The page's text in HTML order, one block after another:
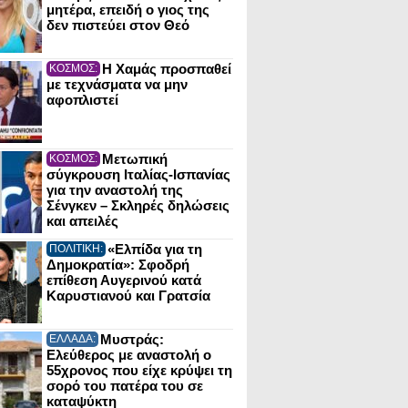
μητέρα, επειδή ο γιος της
δεν πιστεύει στον Θεό
ΚΟΣΜΟΣ: Η Χαμάς προσπαθεί
με τεχνάσματα να μην
αφοπλιστεί
ΚΟΣΜΟΣ: Μετωπική
σύγκρουση Ιταλίας-Ισπανίας
για την αναστολή της
Σένγκεν – Σκληρές δηλώσεις
και απειλές
ΠΟΛΙΤΙΚΗ: «Ελπίδα για τη
Δημοκρατία»: Σφοδρή
επίθεση Αυγερινού κατά
Καρυστιανού και Γρατσία
ΕΛΛΑΔΑ: Μυστράς:
Ελεύθερος με αναστολή ο
55χρονος που είχε κρύψει τη
σορό του πατέρα του σε
καταψύκτη